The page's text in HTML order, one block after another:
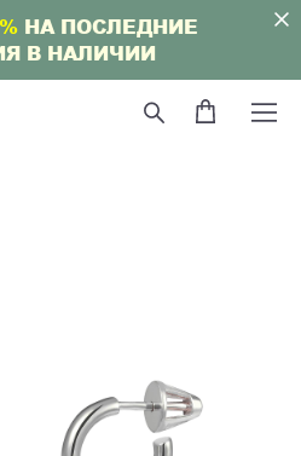
НА ПОСЛЕДНИЕ
В НАЛИЧИИ